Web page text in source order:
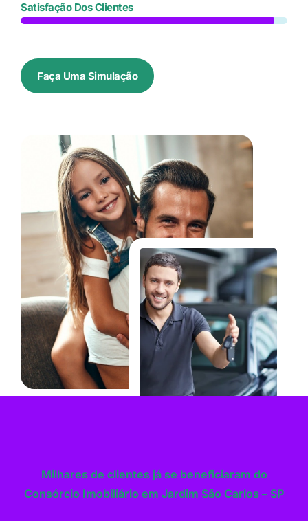
Satisfação Dos Clientes
Faça Uma Simulação
Milhares de clientes já se beneficiaram do
Consórcio Imobiliário em Jardim São Carlos – SP